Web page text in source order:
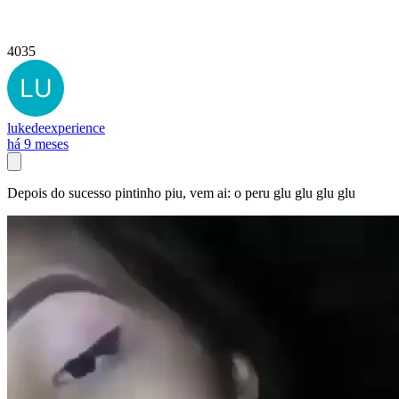
4035
lukedeexperience
há 9 meses
Depois do sucesso pintinho piu, vem ai: o peru glu glu glu glu